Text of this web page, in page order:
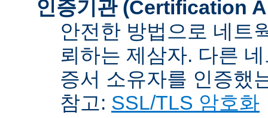
인증기관 (Certification
안전한 방법으로 네트
뢰하는 제삼자. 다른
증서 소유자를 인증했
참고: SSL/TLS 암호화